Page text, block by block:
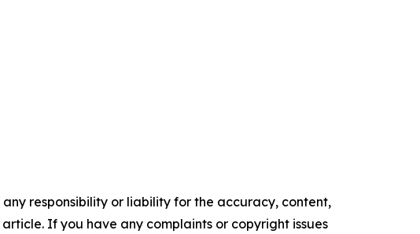
responsibility or liability for the accuracy, content,
If you have any complaints or copyright issues